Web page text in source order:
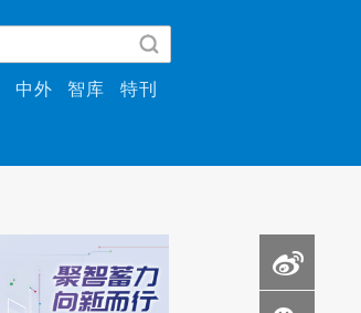
中外 智库 特刊